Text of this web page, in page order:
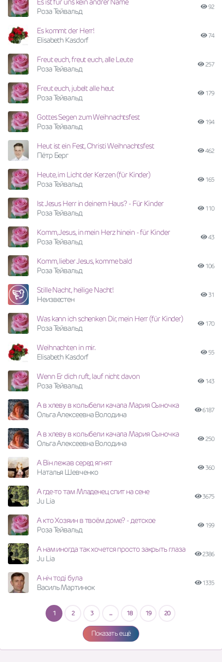
Роза Тейвальд
92
Es kommt der Herr!
Elisabeth Kasdorf
74
Freut euch, freut euch, alle Leute
Роза Тейвальд
257
Freut euch, jubelt alle heut
Роза Тейвальд
179
Gottes Segen zum Weihnachtsfest
Роза Тейвальд
194
Heut ist ein Fest, Christi Weihnachtsfest
Пётр Берг
462
Heute, im Licht der Kerzen (für Kinder)
Роза Тейвальд
165
Ist Jesus Herr in deinem Haus? - Für Kinder
Роза Тейвальд
110
Komm, Jesus, in mein Herz hinein - für Kinder
Роза Тейвальд
43
Komm, lieber Jesus, komme bald
Роза Тейвальд
106
Stille Nacht, heilige Nacht!
Неизвестен
31
Was kann ich schenken Dir, mein Herr (für Kinder)
Роза Тейвальд
170
Weihnachten in mir.
Elisabeth Kasdorf
55
Wenn Er dich ruft, lauf nicht davon
Роза Тейвальд
143
А в хлеву в колыбели качала Мария Сыночка
Ольга Алексеевна Володина
6187
А в хлеву в колыбели качала Мария Сыночка
Ольга Алексеевна Володина
250
А Він лежав серед ягнят
Наталья Шевченко
360
А где-то там Младенец спит на сене
Ju Lia
3675
А кто Хозяин в твоём доме? - детское
Роза Тейвальд
199
А нам иногда так хочется просто закрыть глаза
Ju Lia
2386
А ніч тоді була
Василь Мартинюк
1335
1 2 3 ... 18 19 20
Показать ещё